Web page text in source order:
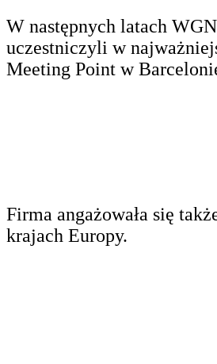
W następnych latach
uczestniczyli w
Meeting Point w
Firma angażowała się
krajach Europy.